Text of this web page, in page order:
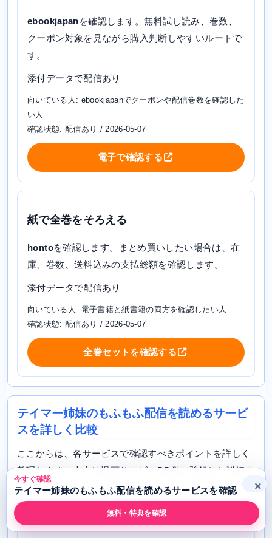
ebookjapanを確認します。無料試し読み、巻数、
クーポン対象を見ながら購入判断しやすいルートで
す。
添付データで配信あり
向いている人: ebookjapanでクーポンや配信巻数を確認した
い人
確認状態: 配信あり / 2026-05-07
電子で確認する
紙で全巻をそろえる
hontoを確認します。まとめ買いしたい場合は、在
庫、巻数、送料込みの支払総額を確認します。
添付データで配信あり
向いている人: 電子書籍と紙書籍の両方を確認したい人
確認状態: 配信あり / 2026-05-07
全巻セットを確認する
テイマー姉妹のもふもふ配信を読めるサービ
スを詳しく比較
ここからは、各サービスで確認すべきポイントを詳しく
整理します。本文は漫画サービスDB側に登録した詳細テ
ンプレートを使い、作品名と確認メモだけを作品ごとに
差し替えています。
今すぐ確認
テイマー姉妹のもふもふ配信を読めるサービスを確認
無料・特典を確認
×